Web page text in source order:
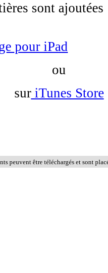
sont
pour iPad
ou
suriTunes Store
peuvent être téléchargés et sont